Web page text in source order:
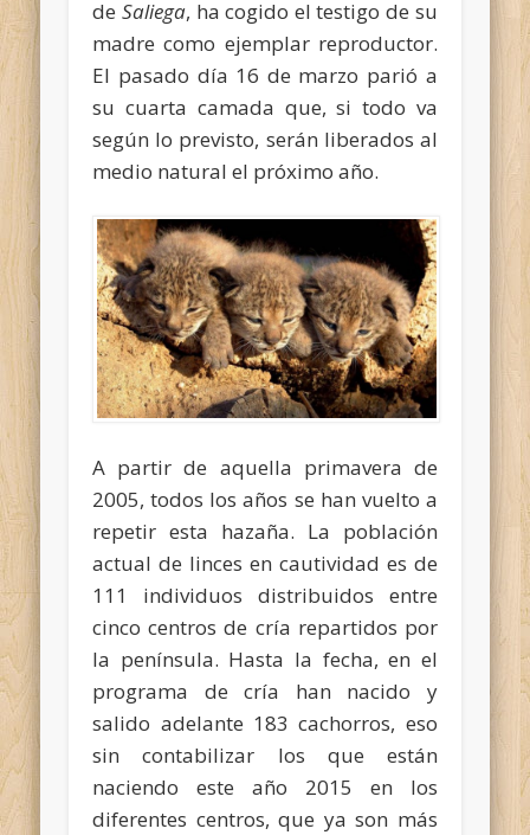
de Saliega, ha cogido el testigo de su
madre como ejemplar reproductor.
El pasado día 16 de marzo parió a
su cuarta camada que, si todo va
según lo previsto, serán liberados al
medio natural el próximo año.
A partir de aquella primavera de
2005, todos los años se han vuelto a
repetir esta hazaña. La población
actual de linces en cautividad es de
111 individuos distribuidos entre
cinco centros de cría repartidos por
la península. Hasta la fecha, en el
programa de cría han nacido y
salido adelante 183 cachorros, eso
sin contabilizar los que están
naciendo este año 2015 en los
diferentes centros, que ya son más